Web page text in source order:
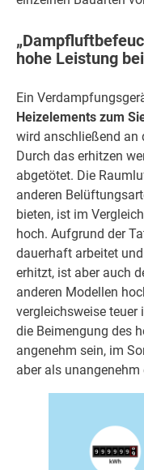
hohe Leistung
Ein
Heizelements zum
wird anschließend an
Durch das erhitzen
abgetötet. Die
anderen
bieten, ist im
hoch. Aufgrund der
dauerhaft arbeitet
erhitzt, ist aber auch
anderen Modellen
vergleichsweise
die Beimengung des
angenehm sein, im
aber als